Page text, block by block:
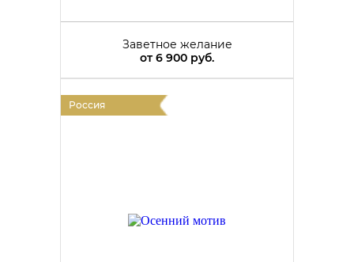
Заветное желание
от6 900 руб.
Россия